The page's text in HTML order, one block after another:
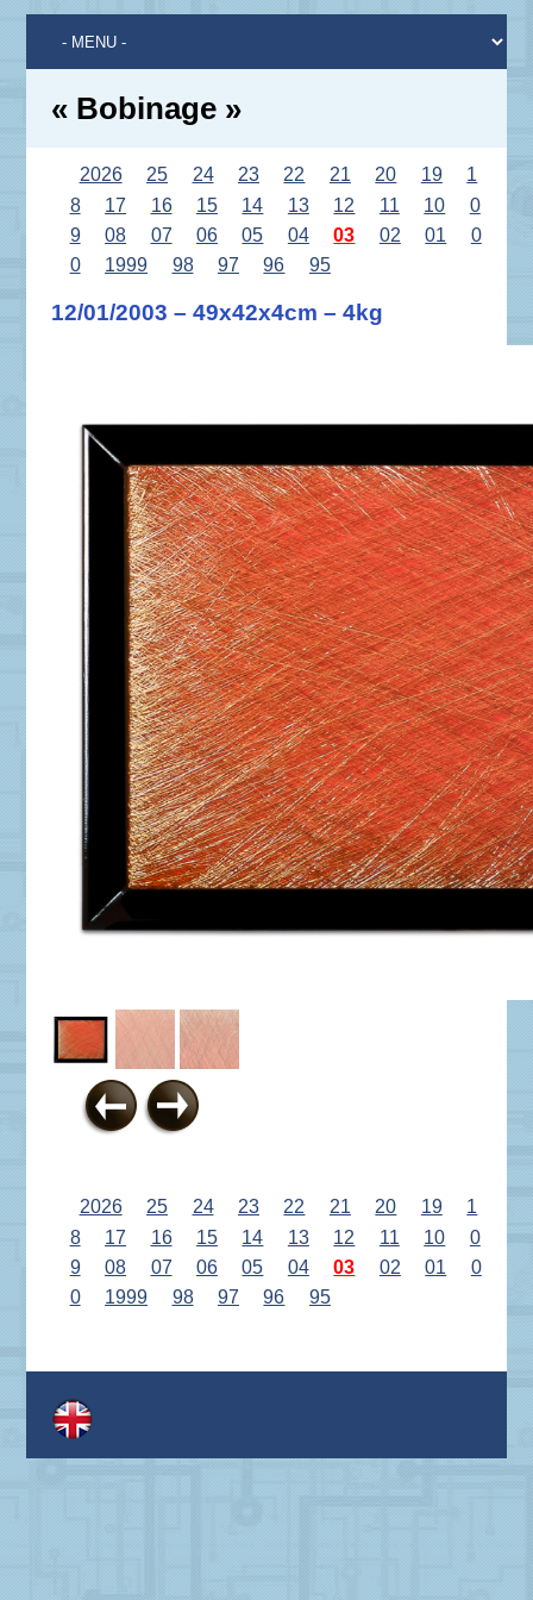
« Bobinage »
2026 25 24 23 22 21 20 19
1
8
17 16 15 14 13 12 11 10
0
9
08 07 06 05 04 03 02 01
0
0
1999 98 97 96 95
12/01/2003 – 49x42x4cm – 4kg
2026 25 24 23 22 21 20 19
1
8
17 16 15 14 13 12 11 10
0
9
08 07 06 05 04 03 02 01
0
0
1999 98 97 96 95